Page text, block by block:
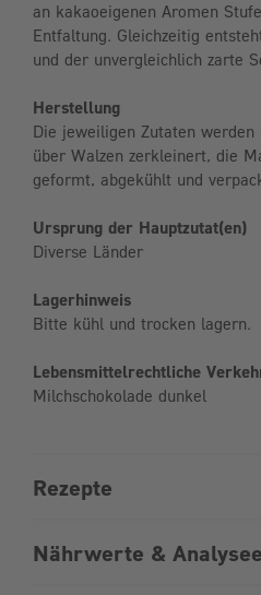
an kakaoeigenen Aromen
Entfaltung. Gleichzeitig
und der unvergleichlich zarte
Herstellung
Die jeweiligen Zutaten
über Walzen zerkleinert, die
geformt, abgekühlt und
Ursprung der Hauptzutat(en)
Diverse Länder
Lagerhinweis
Bitte kühl und trocken lagern.
Lebensmittelrechtliche
Milchschokolade dunkel
Rezepte
Nährwerte &